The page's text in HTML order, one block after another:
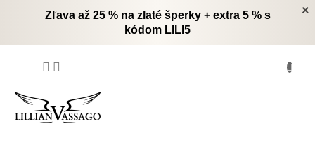
×
Zľava až 25 % na zlaté šperky + extra 5 % s
kódom LILI5